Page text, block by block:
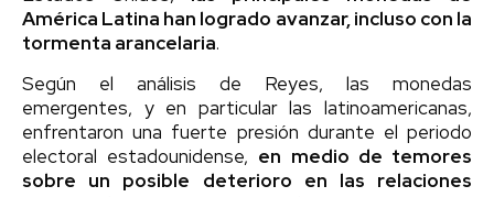
América Latina han logrado avanzar, incluso con la
tormenta arancelaria.
Según el análisis de Reyes, las monedas
emergentes, y en particular las latinoamericanas,
enfrentaron una fuerte presión durante el periodo
electoral estadounidense, en medio de temores
sobre un posible deterioro en las relaciones